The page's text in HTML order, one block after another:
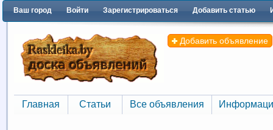
Ваш город Войти Зарегистрироваться Добавить статью
Добавить объявление
Главная
Главная
Статьи
Статьи
Все объявления
Все объявления